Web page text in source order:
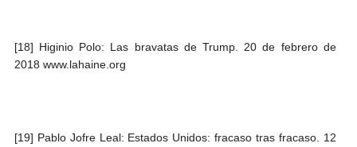
[18] Higinio Polo: Las bravatas de Trump. 20 de febrero de
2018 www.lahaine.org
[19] Pablo Jofre Leal: Estados Unidos: fracaso tras fracaso. 12